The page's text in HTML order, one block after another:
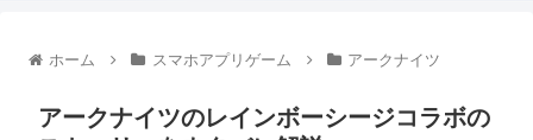
ホーム スマホアプリゲーム アークナイツ
アークナイツのレインボーシージコラボの